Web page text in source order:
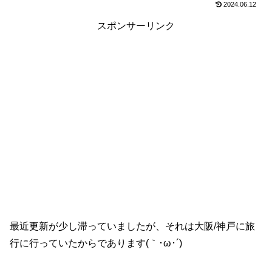
2024.06.12
スポンサーリンク
最近更新が少し滞っていましたが、それは大阪/神戸に旅
行に行っていたからであります(｀･ω･´)ゞ